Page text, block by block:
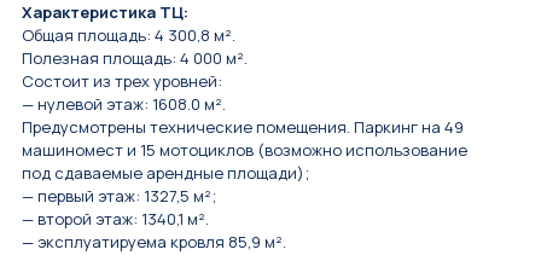
Характеристика ТЦ:
Общая площадь: 4 300,8 м².
Полезная площадь: 4 000 м².
Состоит из трех уровней:
— нулевой этаж: 1608.0 м².
Предусмотрены технические помещения. Паркинг на 49
машиномест и 15 мотоциклов (возможно использование
под сдаваемые арендные площади);
— первый этаж: 1327,5 м²;
— второй этаж: 1340,1 м².
— эксплуатируема кровля 85,9 м².